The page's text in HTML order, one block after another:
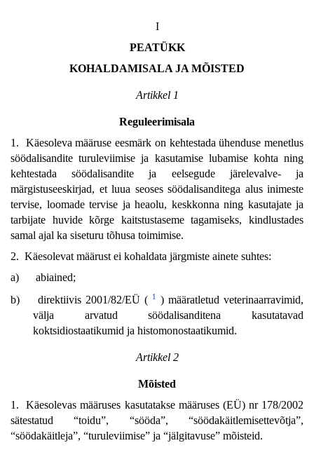
I
PEATÜKK
KOHALDAMISALA JA MÕISTED
Artikkel 1
Reguleerimisala
1. Käesoleva määruse eesmärk on kehtestada ühenduse menetlus
söödalisandite turuleviimise ja kasutamise lubamise kohta ning
kehtestada söödalisandite ja eelsegude järelevalve- ja
märgistuseeskirjad, et luua seoses söödalisanditega alus inimeste
tervise, loomade tervise ja heaolu, keskkonna ning kasutajate ja
tarbijate huvide kõrge kaitstustaseme tagamiseks, kindlustades
samal ajal ka siseturu tõhusa toimimise.
2. Käesolevat määrust ei kohaldata järgmiste ainete suhtes:
a)
abiained;
b)
direktiivis 2001/82/EÜ ( 1
) määratletud veterinaarravimid,
välja arvatud söödalisanditena kasutatavad
koktsidiostaatikumid ja histomonostaatikumid.
Artikkel 2
Mõisted
1. Käesolevas määruses kasutatakse määruses (EÜ) nr 178/2002
sätestatud “toidu”, “sööda”, “söödakäitlemisettevõtja”,
“söödakäitleja”, “turuleviimise” ja “jälgitavuse” mõisteid.